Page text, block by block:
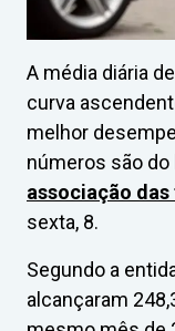
A média diária
curva
melhor
números são do
associação
sexta, 8.
Segundo a
alcançaram